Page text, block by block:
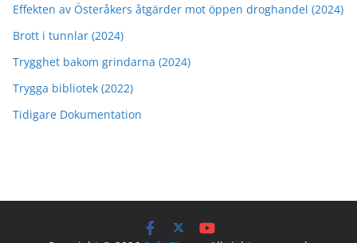
Effekten av Österåkers åtgärder mot öppen droghandel (2024)
Brott i tunnlar (2024)
Trygghet bakom grindarna (2024)
Trygga bibliotek (2022)
Tidigare Dokumentation